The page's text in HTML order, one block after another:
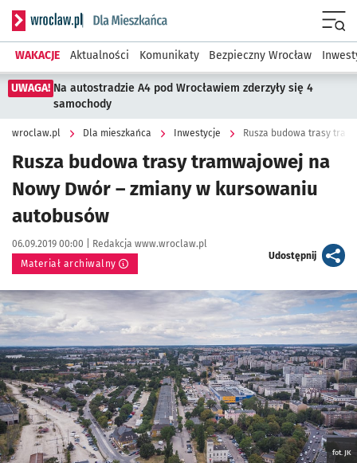
Serwis informacyjny wroclaw.pl podserwis: Dla mieszkańca
WAKACJE Aktualności Komunikaty Bezpieczny Wrocław
UWAGA! Na autostradzie A4 pod Wrocławiem zderzyły się 4
samochody
wroclaw.pl Dla mieszkańca Inwestycje
Rusza budowa trasy tramwajowej na
Nowy Dwór – zmiany w kursowaniu
autobusów
Data publikacji:
06.09.2019 00:00 | Autor:
Redakcja www.wroclaw.pl
Materiał archiwalny
Udostępnijartykuł
Kliknij, aby powiększyć
fot. JK